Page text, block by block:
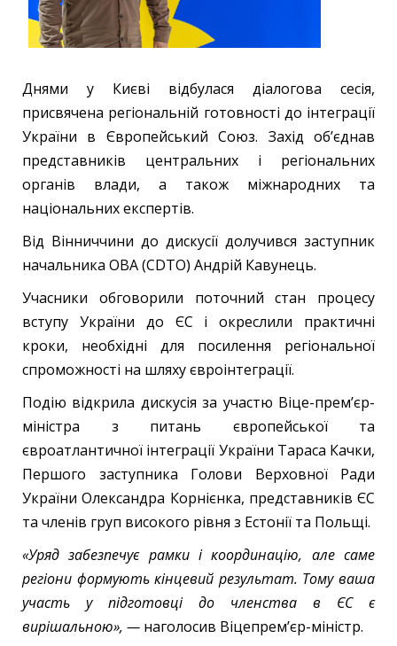
Днями у Києві відбулася діалогова сесія,
присвячена регіональній готовності до інтеграції
України в Європейський Союз. Захід об’єднав
представників центральних і регіональних
органів влади, а також міжнародних та
національних експертів.
Від Вінниччини до дискусії долучився заступник
начальника ОВА (CDTO) Андрій Кавунець.
Учасники обговорили поточний стан процесу
вступу України до ЄС і окреслили практичні
кроки, необхідні для посилення регіональної
спроможності на шляху євроінтеграції.
Подію відкрила дискусія за участю Віце-прем’єр-
міністра з питань європейської та
євроатлантичної інтеграції України Тараса Качки,
Першого заступника Голови Верховної Ради
України Олександра Корнієнка, представників ЄС
та членів груп високого рівня з Естонії та Польщі.
«Уряд забезпечує рамки і координацію, але саме
регіони формують кінцевий результат. Тому ваша
участь у підготовці до членства в ЄС є
вирішальною», — наголосив Віцепрем’єр-міністр.